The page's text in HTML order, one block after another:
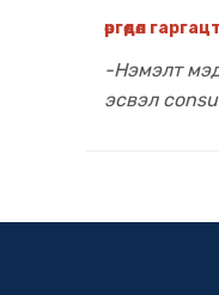
өргөдөл
-Нэмэлт
эсвэл